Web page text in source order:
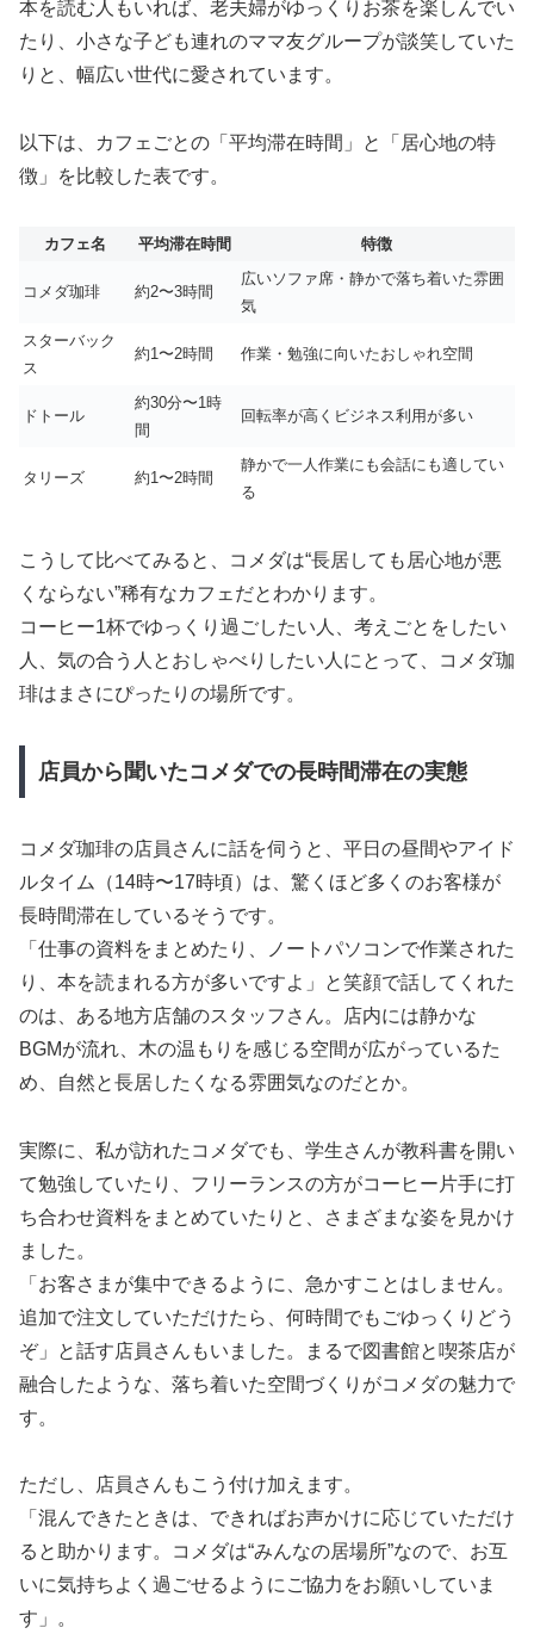
本を読む人もいれば、老夫婦がゆっくりお茶を楽しんでい
たり、小さな子ども連れのママ友グループが談笑していた
りと、幅広い世代に愛されています。
以下は、カフェごとの「平均滞在時間」と「居心地の特
徴」を比較した表です。
カフェ名 平均滞在時間 特徴
コメダ珈琲 約2〜3時間
広いソファ席・静かで落ち着いた雰囲
気
スターバック
ス
約1〜2時間 作業・勉強に向いたおしゃれ空間
ドトール
約30分〜1時
間
回転率が高くビジネス利用が多い
タリーズ 約1〜2時間
静かで一人作業にも会話にも適してい
る
こうして比べてみると、コメダは“長居しても居心地が悪
くならない”稀有なカフェだとわかります。
コーヒー1杯でゆっくり過ごしたい人、考えごとをしたい
人、気の合う人とおしゃべりしたい人にとって、コメダ珈
琲はまさにぴったりの場所です。
店員から聞いたコメダでの長時間滞在の実態
コメダ珈琲の店員さんに話を伺うと、平日の昼間やアイド
ルタイム（14時〜17時頃）は、驚くほど多くのお客様が
長時間滞在しているそうです。
「仕事の資料をまとめたり、ノートパソコンで作業された
り、本を読まれる方が多いですよ」と笑顔で話してくれた
のは、ある地方店舗のスタッフさん。店内には静かな
BGMが流れ、木の温もりを感じる空間が広がっているた
め、自然と長居したくなる雰囲気なのだとか。
実際に、私が訪れたコメダでも、学生さんが教科書を開い
て勉強していたり、フリーランスの方がコーヒー片手に打
ち合わせ資料をまとめていたりと、さまざまな姿を見かけ
ました。
「お客さまが集中できるように、急かすことはしません。
追加で注文していただけたら、何時間でもごゆっくりどう
ぞ」と話す店員さんもいました。まるで図書館と喫茶店が
融合したような、落ち着いた空間づくりがコメダの魅力で
す。
ただし、店員さんもこう付け加えます。
「混んできたときは、できればお声かけに応じていただけ
ると助かります。コメダは“みんなの居場所”なので、お互
いに気持ちよく過ごせるようにご協力をお願いしていま
す」。